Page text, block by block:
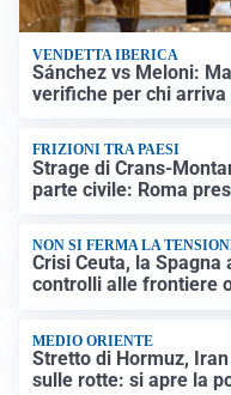
VENDETTA IBERICA
Sánchez vs Meloni:
verifiche per chi arriva
FRIZIONI TRA PAESI
Strage di Crans-
parte civile: Roma
NON SI FERMA LA
Crisi Ceuta, la Spagna
controlli alle frontiere
MEDIO ORIENTE
Stretto di Hormuz,
sulle rotte: si apre la